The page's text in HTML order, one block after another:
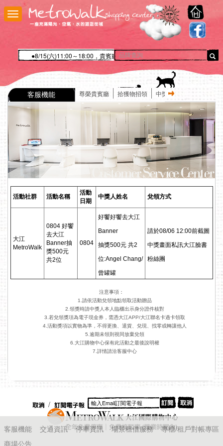
大
江
選
單
●8/15(六)11:00～18:00，貴賓廳因舉辦瑪登瑪朵QQ雲手作活動故暫停開
客服機能 尊榮貴賓廳 拾獲物招領 中獎名單
活動社群 活動名稱
活動
日期
中獎人姓名 兌領方式
大江
MetroWalk
0804 好饗
去大江
Banner抽
獎500元
共2位
0804
好饗好饗去大江
Banner
抽獎500元 共2
位:Angel Chang/
曾罐罐
請於08/06 12:00前截圖
中獎畫面私訊大江臉書
粉絲團
注意事項：
1.請依活動兌領地點領取活動贈品
2.領獎時請中獎人本人臨櫃出示身分證件核對
3.若兌領獎項為電子現金券，需憑大江APP/大江聯名卡過卡領取
4.活動獎項以實物為準，不得更換、退貨、兌現、找零或轉讓他人
5.逾期未領則視同放棄兌領
6.大江購物中心保有此活動之最後說明權
7.詳情請洽客服中心
/
客服機能 交通資訊 停車資訊 場景租借服務
專櫃/租戶對帳專區
商場公告